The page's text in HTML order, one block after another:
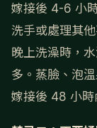
嫁接後 4-6 小
洗手或處理其
晚上洗澡時，
多。蒸臉、泡
嫁接後 48 小時